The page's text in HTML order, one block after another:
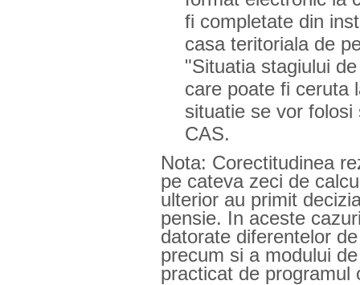
fi completate din
casa teritoriala de
"Situatia stagiului
care poate fi ceruta
situatie se vor
CAS.
Nota: Corectitudinea
pe cateva zeci de
ulterior au primit
pensie. In aceste
datorate diferentelor
precum si a modului
practicat de programul